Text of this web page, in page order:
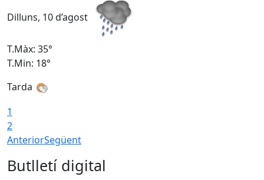
Dilluns, 10 d’agost
T.Màx: 35°
T.Min: 18°
Tarda
1
2
AnteriorSegüent
Butlletí digital